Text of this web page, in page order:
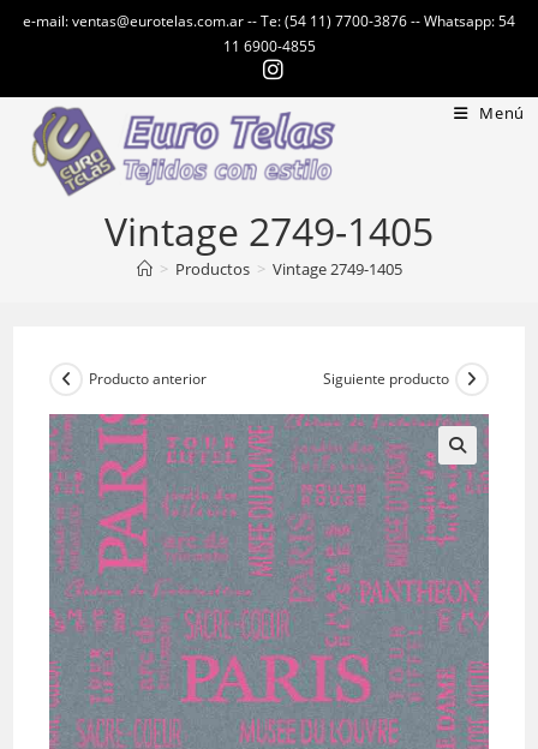
e-mail: ventas@eurotelas.com.ar -- Te: (54 11) 7700-3876 -- Whatsapp: 54
11 6900-4855
Menú
Vintage 2749-1405
> Productos > Vintage 2749-1405
Producto anterior Siguiente producto